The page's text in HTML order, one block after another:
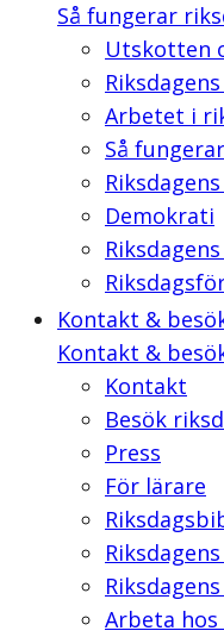
Så fungerar
Utskotten
Arbetet i
Så
Demokrati
Kontakt &
Kontakt &
Kontakt
Besök
Press
För lärare
Arbeta hos